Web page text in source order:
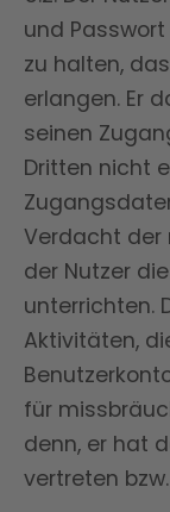
und
zu halten,
erlangen. Er
seinen
Dritten nicht
Verdacht der
der Nutzer
unterrichten.
Aktivitäten,
für
denn, er hat
vertreten